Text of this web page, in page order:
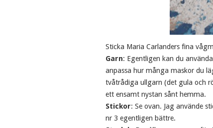
Sticka Maria Carlanders fina
Garn: Egentligen kan du
anpassa hur många maskor du
tvåtrådiga ullgarn (det gula och
ett ensamt nystan sånt hemma.
Stickor: Se ovan. Jag använde
nr 3 egentligen bättre.